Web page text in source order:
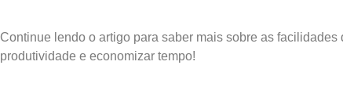
Continue lendo o artigo para saber mais sobre as
produtividade e economizar tempo!